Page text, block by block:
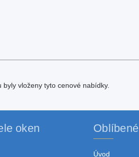
vloženy tyto cenové nabídky.
oken Oblíbené
Úvod